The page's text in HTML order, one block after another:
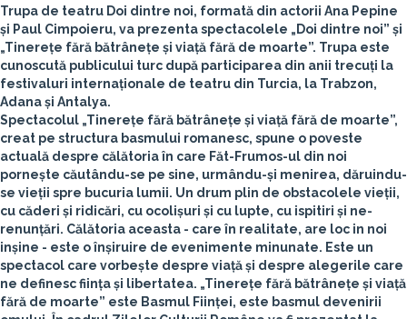
Trupa de teatru Doi dintre noi, formată din actorii Ana Pepine
și Paul Cimpoieru, va prezenta spectacolele „Doi dintre noi” și
„Tinerețe fără bătrânețe și viață fără de moarte”. Trupa este
cunoscută publicului turc după participarea din anii trecuți la
festivaluri internaționale de teatru din Turcia, la Trabzon,
Adana și Antalya.
Spectacolul „Tinerețe fără bătrânețe și viață fără de moarte”,
creat pe structura basmului romanesc, spune o poveste
actuală despre călătoria în care Făt-Frumos-ul din noi
pornește căutându-se pe sine, urmându-și menirea, dăruindu-
se vieții spre bucuria lumii. Un drum plin de obstacolele vieții,
cu căderi și ridicări, cu ocolișuri și cu lupte, cu ispitiri și ne-
renunțări. Călătoria aceasta - care în realitate, are loc in noi
inșine - este o înșiruire de evenimente minunate. Este un
spectacol care vorbește despre viață și despre alegerile care
ne definesc ființa și libertatea. „Tinerețe fără bătrânețe și viață
fără de moarte” este Basmul Ființei, este basmul devenirii